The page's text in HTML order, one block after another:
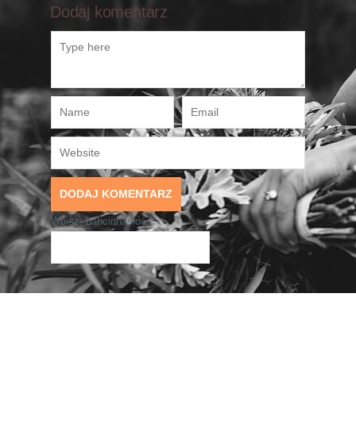
Dodaj komentarz
Wpisz: babcinhasłoś*